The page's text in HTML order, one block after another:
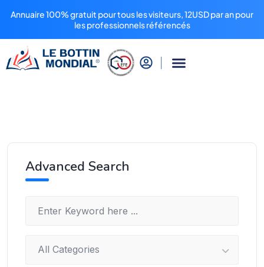
Annuaire 100% gratuit pour tous les visiteurs, 12USD par an pour
les professionnels référencés
Advanced Search
All Categories